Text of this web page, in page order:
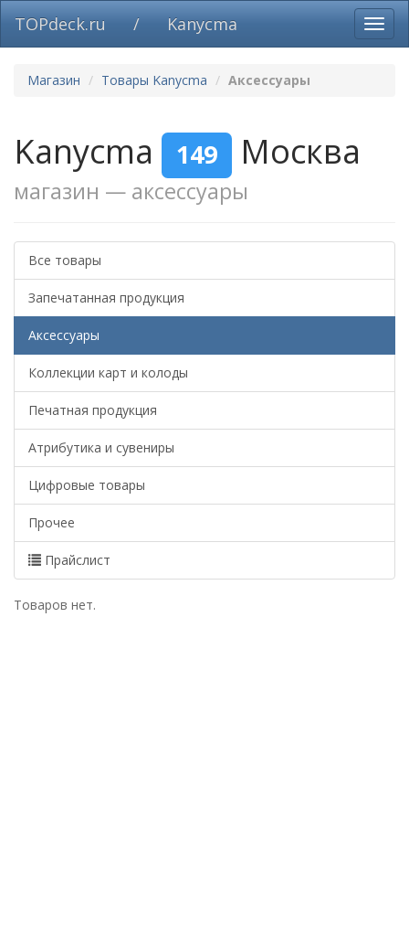
TOPdeck.ru / Kanycma
Магазин Товары Kanycma Аксессуары
Kanycma 149 Москва
магазин — аксессуары
Все товары
Запечатанная продукция
Аксессуары
Коллекции карт и колоды
Печатная продукция
Атрибутика и сувениры
Цифровые товары
Прочее
Прайслист
Товаров нет.